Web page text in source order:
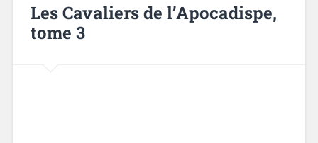
Les Cavaliers de l’Apocadispe,
tome 3